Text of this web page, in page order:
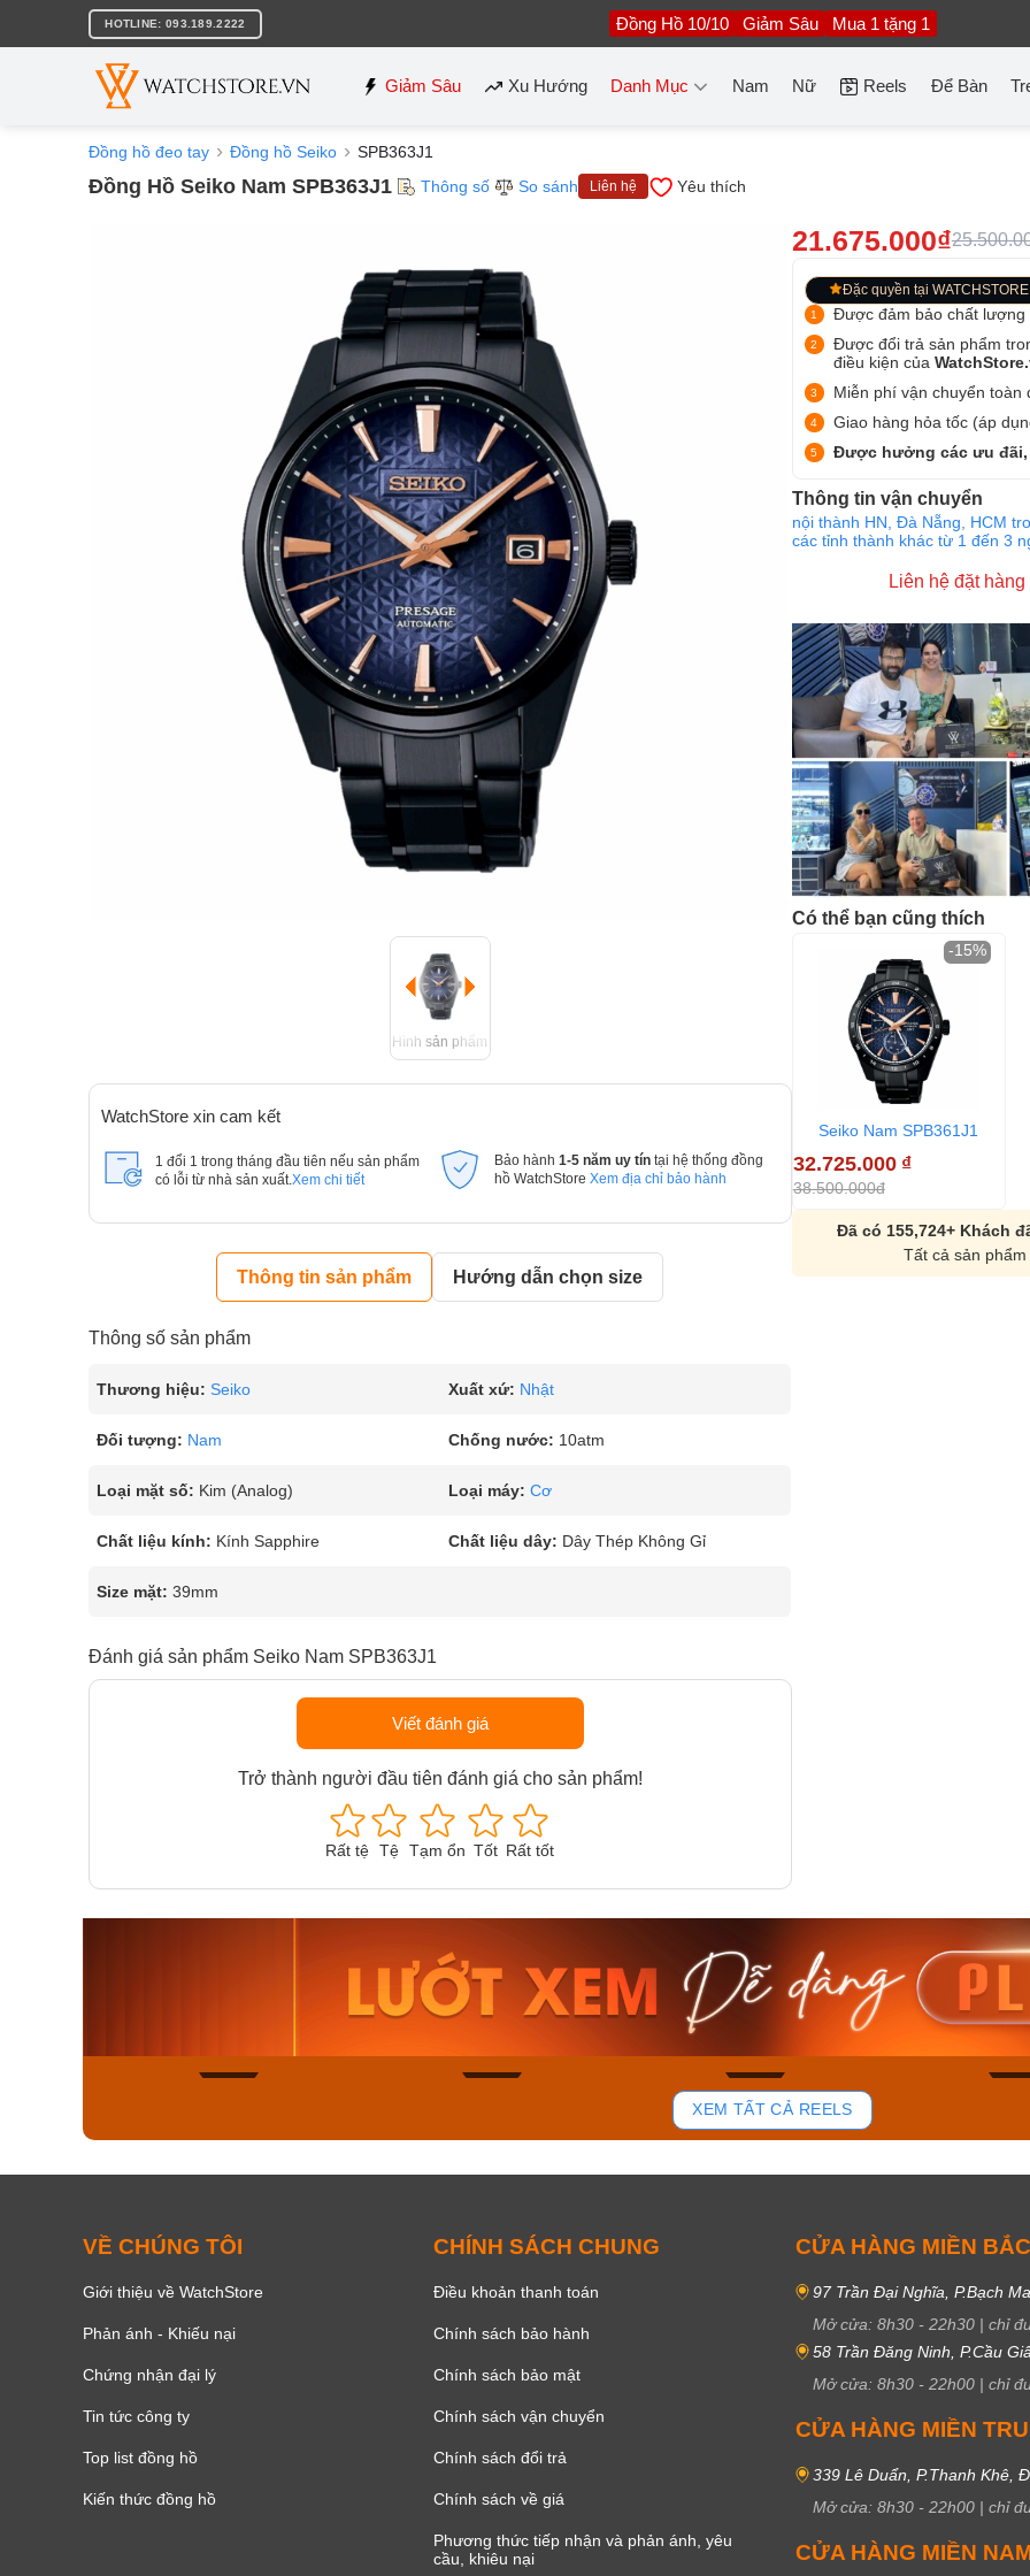
nội
HOTLINE: 093.189.2222 Đồng Hồ 10/10 Giảm Sâu Mua 1 tặng 1
Giảm Sâu Xu Hướng Danh Mục Nam Nữ Reels Để Bàn
Đồng hồ đeo tay Đồng hồ Seiko SPB363J1
Đồng Hồ Seiko Nam SPB363J1 Thông số So sánh Liên hệ Yêu thích
Hình sản phẩm
WatchStore xin cam kết
1 đổi 1 trong tháng đầu tiên nếu sản phẩm
có lỗi từ nhà sản xuất. Xem chi tiết
Bảo hành 1-5 năm uy tín tại hệ thống đồng
hồ WatchStore Xem địa chỉ bảo hành
Thông tin sản phẩm Hướng dẫn chọn size
Thông số sản phẩm
Thương hiệu: Seiko Xuất xứ: Nhật
Đối tượng: Nam Chống nước: 10atm
Loại mặt số: Kim (Analog) Loại máy: Cơ
Chất liệu kính: Kính Sapphire Chất liệu dây: Dây Thép Không Gỉ
Size mặt: 39mm
Đánh giá sản phẩm Seiko Nam SPB363J1
Viết đánh giá
Trở thành người đầu tiên đánh giá cho sản phẩm!
Rất tệ Tệ Tạm ổn Tốt Rất tốt
21.675.000₫
Đặc quyền tại WATCHSTORE
Được đảm bảo chất lượng
Được đổi trả sản phẩm
điều kiện của
Miễn phí vận chuyển toàn
Giao hàng hỏa tốc (áp
Được hưởng các ưu đãi,
Thông tin vận chuyển
nội thành HN, Đà Nẵng, HCM
các tỉnh thành khác từ 1 đến 3
Liên hệ đặt hàng
Có thể bạn cũng thích
Seiko Nam SPB361J1
32.725.000 ₫
38.500.000đ
-15%
Đã có 155,724+ Khách
Tất cả sản
Casio Nam MTS-
115D-1AVDF
2.823.000₫
2.399.550₫
Mua ngay
44
Casio Nam MTS-
RS100L-1AVDF
4.276.000₫
3.634.600₫
Casio
230EL-
Mua
XEM TẤT CẢ REELS
VỀ CHÚNG TÔI
Giới thiệu về WatchStore
Phản ánh - Khiếu nại
Chứng nhận đại lý
Tin tức công ty
Top list đồng hồ
Kiến thức đồng hồ
CHÍNH SÁCH CHUNG
Điều khoản thanh toán
Chính sách bảo hành
Chính sách bảo mật
Chính sách vận chuyển
Chính sách đổi trả
Chính sách về giá
Phương thức tiếp nhận và phản ánh, yêu
cầu, khiêu nại
CỬA HÀNG MIỀN BẮC
97 Trần Đại Nghĩa, P.Bạch
Mở cửa: 8h30 - 22h30 | chỉ
58 Trần Đăng Ninh, P.Cầu
Mở cửa: 8h30 - 22h00 | chỉ
CỬA HÀNG MIỀN
339 Lê Duẩn, P.Thanh Khê,
Mở cửa: 8h30 - 22h00 | chỉ
CỬA HÀNG MIỀN